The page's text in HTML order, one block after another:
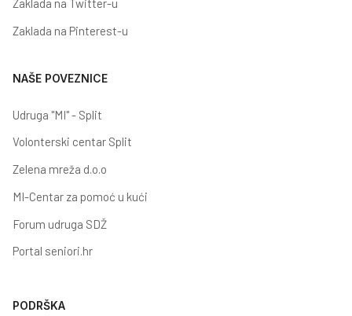
Zaklada na Twitter-u
Zaklada na Pinterest-u
NAŠE POVEZNICE
Udruga "MI" - Split
Volonterski centar Split
Zelena mreža d.o.o
MI-Centar za pomoć u kući
Forum udruga SDŽ
Portal seniori.hr
PODRŠKA